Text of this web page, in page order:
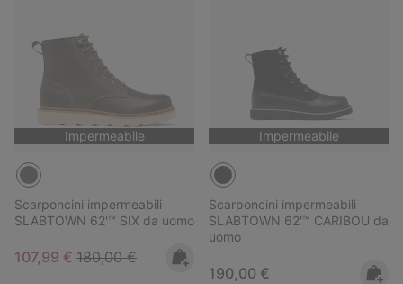
Impermeabile
Scarponcini impermeabili
SLABTOWN 62'™ SIX da uomo
Sale price:
107,99 € Regular price:
180,00 €
Impermeabile
Scarponcini impermeabili
SLABTOWN 62'™ CARIBOU da
uomo
Regular price:
190,00 €